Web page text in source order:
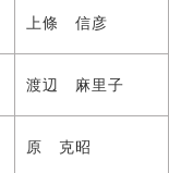
上條 信彦
渡辺 麻里子
原 克昭